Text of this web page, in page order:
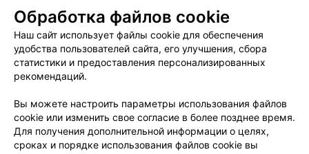
Пользовательское соглашение
Способы оплаты
Вакансии
Партнеры
Написать руководителю 103.by
Персональные настройки cookie
Обработка персональных данных
Обработка файлов cookie
Наш сайт использует файлы cookie для обеспечения
удобства пользователей сайта, его улучшения, сбора
статистики и предоставления персонализированных
рекомендаций.
Вы можете настроить параметры использования файлов
cookie или изменить свое согласие в более позднее время.
Для получения дополнительной информации о целях,
сроках и порядке использования файлов cookie вы